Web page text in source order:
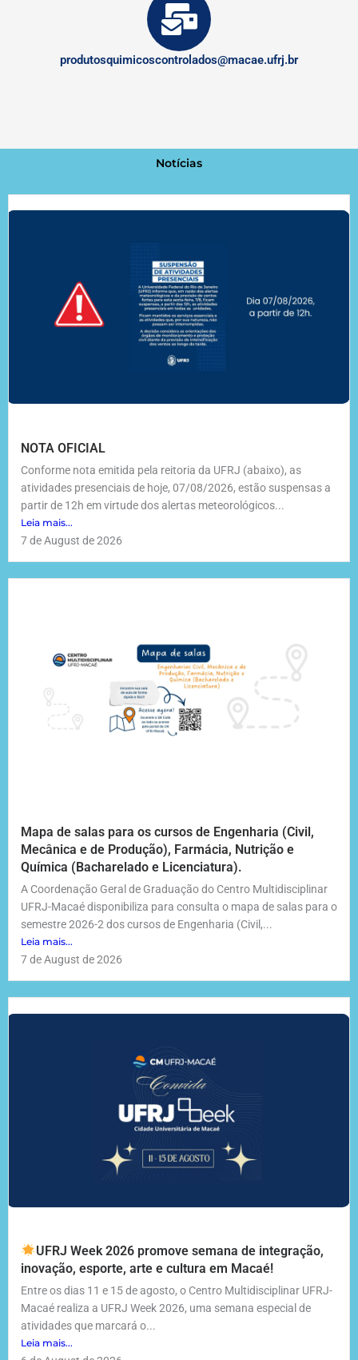
produtosquimicoscontrolados@macae.ufrj.br
Notícias
NOTA OFICIAL
Conforme nota emitida pela reitoria da UFRJ (abaixo), as
atividades presenciais de hoje, 07/08/2026, estão suspensas a
partir de 12h em virtude dos alertas meteorológicos...
Leia mais...
7 de August de 2026
Mapa de salas para os cursos de Engenharia (Civil,
Mecânica e de Produção), Farmácia, Nutrição e
Química (Bacharelado e Licenciatura).
A Coordenação Geral de Graduação do Centro Multidisciplinar
UFRJ-Macaé disponibiliza para consulta o mapa de salas para o
semestre 2026-2 dos cursos de Engenharia (Civil,...
Leia mais...
7 de August de 2026
UFRJ Week 2026 promove semana de integração,
inovação, esporte, arte e cultura em Macaé!
Entre os dias 11 e 15 de agosto, o Centro Multidisciplinar UFRJ-
Macaé realiza a UFRJ Week 2026, uma semana especial de
atividades que marcará o...
Leia mais...